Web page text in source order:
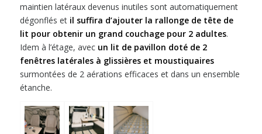
maintien latéraux devenus inutiles sont automatiquement
dégonflés et il suffira d’ajouter la rallonge de tête de
lit pour obtenir un grand couchage pour 2 adultes.
Idem à l’étage, avec un lit de pavillon doté de 2
fenêtres latérales à glissières et moustiquaires
surmontées de 2 aérations efficaces et dans un ensemble
étanche.